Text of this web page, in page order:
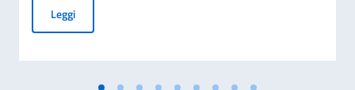
LeggiGiornata del Sacrificio del Lavoro Italiano nel Mondo –